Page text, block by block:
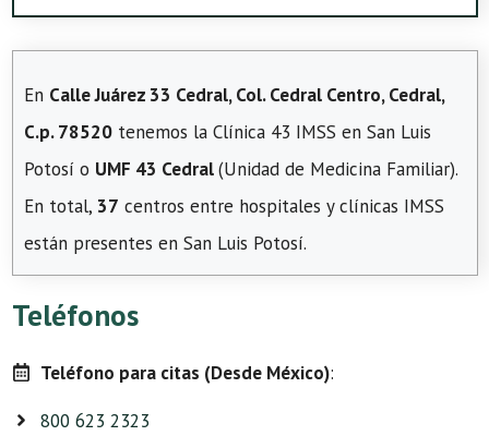
En Calle Juárez 33 Cedral, Col. Cedral Centro, Cedral,
C.p. 78520 tenemos la Clínica 43 IMSS en San Luis
Potosí o UMF 43 Cedral(Unidad de Medicina Familiar).
En total, 37 centros entre hospitales y clínicas IMSS
están presentes en San Luis Potosí.
Teléfonos
Teléfono para citas (Desde México):
800 623 2323